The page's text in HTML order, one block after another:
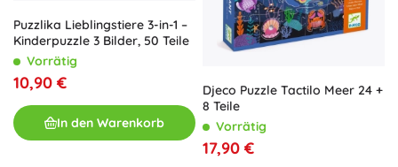
Puzzlika Lieblingstiere 3-in-1 –
Kinderpuzzle 3 Bilder, 50 Teile
Vorrätig
10,90 €
In den Warenkorb
Djeco Puzzle Tactilo Meer 24 +
8 Teile
Vorrätig
17,90 €